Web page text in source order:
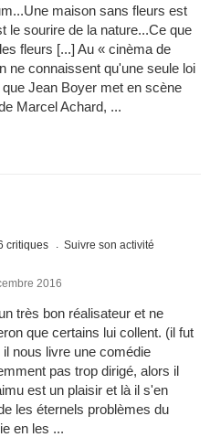
maison sans fleurs est
le sourire de la nature...Ce que
fleurs [...] Au « cinèma de
ne connaissent qu'une seule loi
Jean Boyer met en scène
Marcel Achard, ...
critiques Suivre son activité
2016
très bon réalisateur et ne
que certains lui collent. (il fut
nous livre une comédie
pas trop dirigé, alors il
est un plaisir et là il s'en
les éternels problèmes du
en les ...